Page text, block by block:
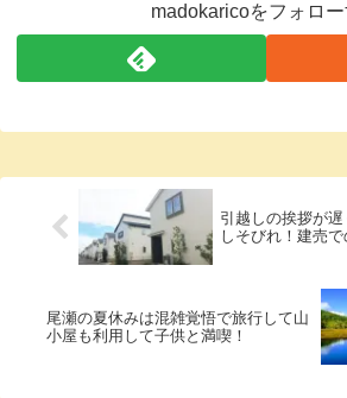
madokaricoをフォロー
引越しの挨拶が
しそびれ！建売
尾瀬の夏休みは混雑覚悟で旅行して山
小屋も利用して子供と満喫！